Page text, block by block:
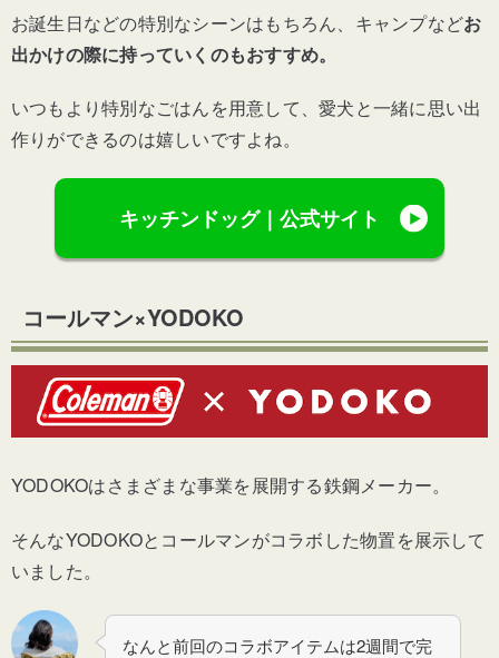
お誕生日などの特別なシーンはもちろん、キャンプなどお
出かけの際に持っていくのもおすすめ。
いつもより特別なごはんを用意して、愛犬と一緒に思い出
作りができるのは嬉しいですよね。
キッチンドッグ｜公式サイト
コールマン×YODOKO
YODOKOはさまざまな事業を展開する鉄鋼メーカー。
そんなYODOKOとコールマンがコラボした物置を展示して
いました。
なんと前回のコラボアイテムは2週間で完